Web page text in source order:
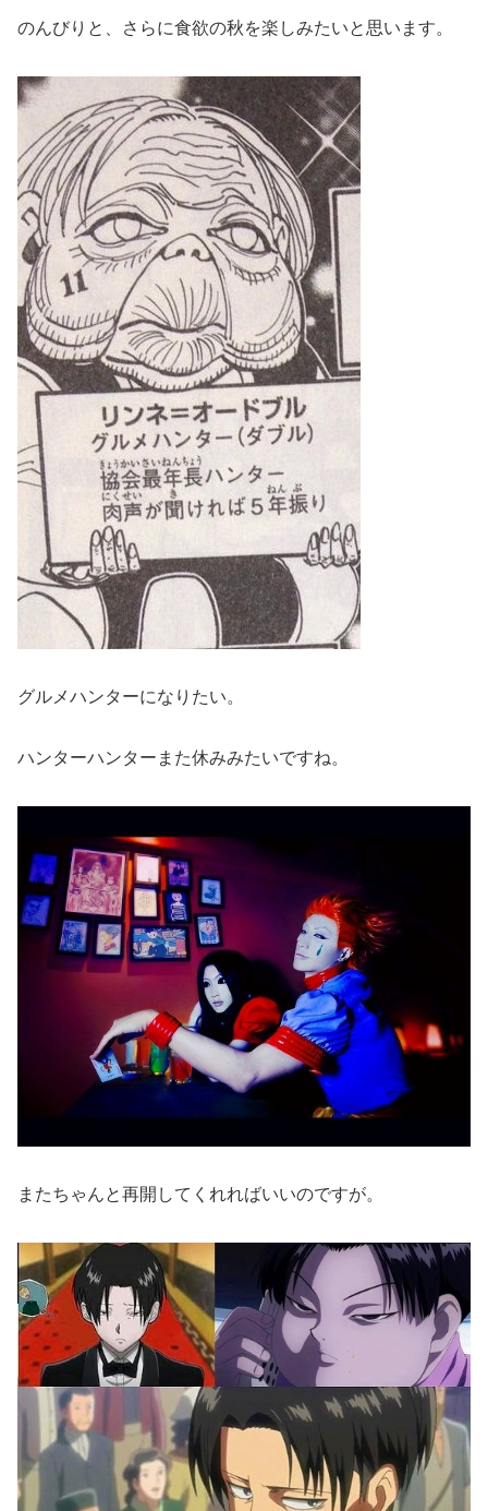
のんびりと、さらに食欲の秋を楽しみたいと思います。
グルメハンターになりたい。
ハンターハンターまた休みみたいですね。
またちゃんと再開してくれればいいのですが。